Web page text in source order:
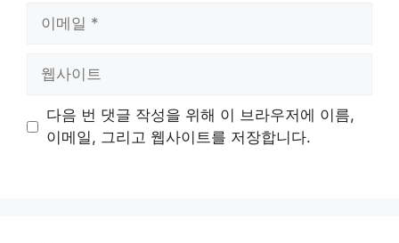
트
다음 번 댓글 작성을 위해 이 브라우저에 이름,
이메일, 그리고 웹사이트를 저장합니다.